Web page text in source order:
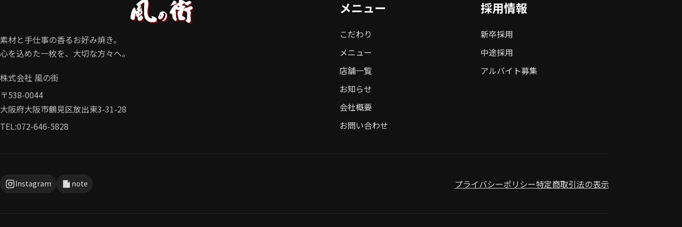
素材と手仕事の香るお好み焼き。
心を込めた一枚を、大切な方々へ。
株式会社 風の街
〒538-0044
大阪府大阪市鶴見区放出東3-31-28
TEL:072-646-5828
メニュー
こだわり
メニュー
店舗一覧
お知らせ
会社概要
お問い合わせ
採用情報
新卒採用
中途採用
アルバイト募集
Instagram note プライバシーポリシー特定商取引法の表示